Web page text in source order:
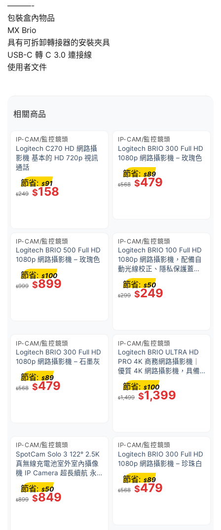
———-
包裝盒內物品
MX Brio
具有可拆卸轉接器的安裝夾具
USB-C 轉 C 3.0 連接線
使用者文件
相關商品
IP-CAM/監控鏡頭
Logitech C270 HD 網路攝
影機 基本的 HD 720p 視訊
通話
$249 $158
節省: $91
IP-CAM/監控鏡頭
Logitech BRIO 300 Full HD
1080p 網路攝影機 – 玫瑰色
$568 $479
節省: $89
IP-CAM/監控鏡頭
Logitech BRIO 500 Full HD
1080p 網路攝影機 – 玫瑰色
$999 $899
節省: $100
IP-CAM/監控鏡頭
Logitech BRIO 100 Full HD
1080p 網路攝影機，配備自
動光線校正、隱私保護蓋、
以及內建麥克風 – 米白色
$299 $249
節省: $50
IP-CAM/監控鏡頭
Logitech BRIO 300 Full HD
1080p 網路攝影機 – 石墨灰
$568 $479
節省: $89
IP-CAM/監控鏡頭
Logitech BRIO ULTRA HD
PRO 4K 商務網路攝影機｜
優質 4K 網路攝影機，具備
HDR 並 支援 Windows®
Hello
$1,499 $1,399
節省: $100
IP-CAM/監控鏡頭
SpotCam Solo 3 122° 2.5K
真無線充電池室外室內攝像
機 IP Camera 超長續航 永
久免費7日雲端影像備份
IP66 防水防塵 -台灣製造-
$899 $849
節省: $50
IP-CAM/監控鏡頭
Logitech BRIO 300 Full HD
1080p 網路攝影機 – 珍珠白
$568 $479
節省: $89